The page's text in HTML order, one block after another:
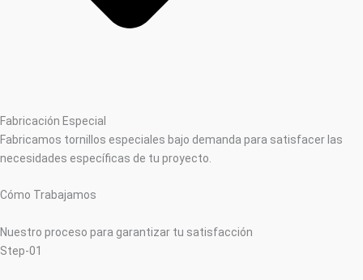
Fabricación Especial
Fabricamos tornillos especiales bajo demanda para satisfacer las
necesidades específicas de tu proyecto.
Cómo Trabajamos
Nuestro proceso para garantizar tu satisfacción
Step-01